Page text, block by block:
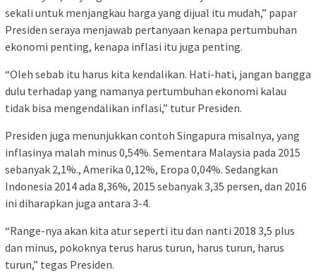
sekali untuk menjangkau harga yang dijual itu mudah,” papar
Presiden seraya menjawab pertanyaan kenapa pertumbuhan
ekonomi penting, kenapa inflasi itu juga penting.
“Oleh sebab itu harus kita kendalikan. Hati-hati, jangan bangga
dulu terhadap yang namanya pertumbuhan ekonomi kalau
tidak bisa mengendalikan inflasi,” tutur Presiden.
Presiden juga menunjukkan contoh Singapura misalnya, yang
inflasinya malah minus 0,54%. Sementara Malaysia pada 2015
sebanyak 2,1%., Amerika 0,12%, Eropa 0,04%. Sedangkan
Indonesia 2014 ada 8,36%, 2015 sebanyak 3,35 persen, dan 2016
ini diharapkan juga antara 3-4.
“Range-nya akan kita atur seperti itu dan nanti 2018 3,5 plus
dan minus, pokoknya terus harus turun, harus turun, harus
turun,” tegas Presiden.